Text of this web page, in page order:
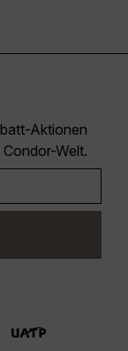
Aktionen
Welt.